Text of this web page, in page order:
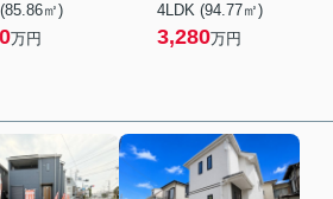
㎡)
万円
4LDK (94.77㎡)
3,280万円